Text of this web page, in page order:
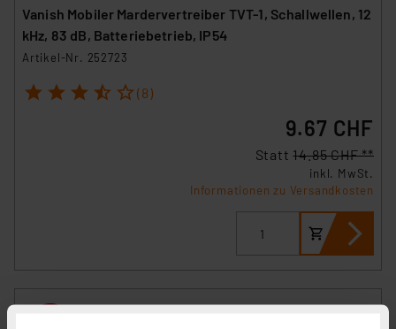
Vanish Mobiler Mardervertreiber TVT-1, Schallwellen, 12
kHz, 83 dB, Batteriebetrieb, IP54
Artikel-Nr. 252723
1 2 3 4 5 (8)
9.67 CHF
Statt14.85 CHF **
inkl. MwSt.
Informationen zu Versandkosten